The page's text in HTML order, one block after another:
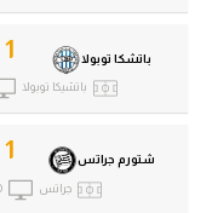
شتورم جراتس 1
جراتس
باتشكا توبولا 1
باتشيكا توبولا